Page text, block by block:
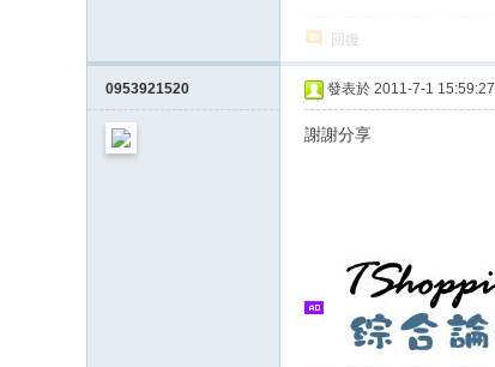
回復
0953921520 發表於 2011-7-1 15:59:27
謝謝分享